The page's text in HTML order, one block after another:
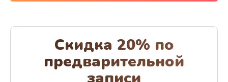
Заказать
Чистка с разбором кофемашины
600 руб.
Скидка 20% по
предварительной